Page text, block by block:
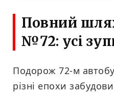
Повний
№72: усі
Подорож 72-м
різні епохи